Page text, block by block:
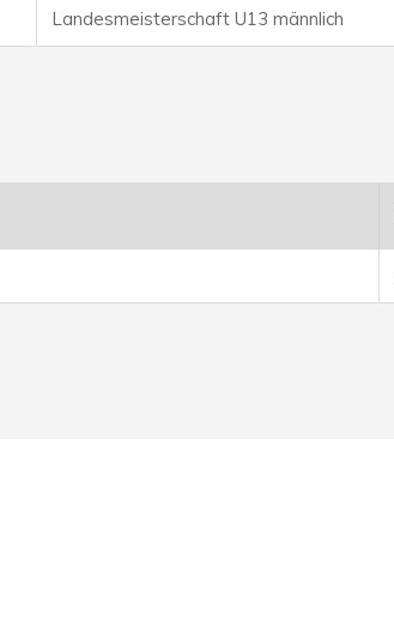
Landesmeisterschaft U13 männlich